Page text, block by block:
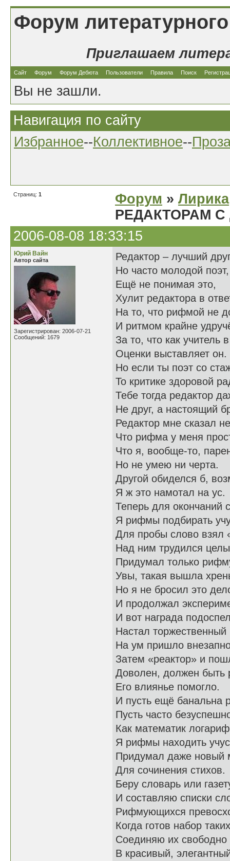
Форум
Приглашаем
Сайт Форум Форум Дебюта Пользователи Правила Поиск
Вы не зашли.
Навигация по сайту
Избранное--Коллективное--
Страниц: 1 Форум » Лирика
РЕДАКТОРАМ
2006-08-08 18:33:15
Юрий Вайн
Автор сайта
Зарегистрирован: 2006-07-21
Сообщений: 1679
Редактор – лучший
Но часто молодой поэт,
Ещё не понимая это,
Хулит редактора в
На то, что рифмой не
И ритмом крайне
За то, что как учитель
Оценки выставляет он.
Но если ты поэт со
То критике здоровой
Тебе тогда редактор
Не друг, а настоящий
Редактор мне сказал
Что рифма у меня
Что я, вообще-то,
Но не умею ни черта.
Другой обиделся б,
Я ж это намотал на ус.
Теперь для окончаний
Я рифмы подбирать
Для пробы слово взял
Над ним трудился
Придумал только
Увы, такая вышла
Но я не бросил это
И продолжал
И вот награда
Настал
На ум пришло
Затем «реактор» и
Доволен, должен быть
Его влиянье помогло.
И пусть ещё банальна
Пусть часто
Как математик
Я рифмы находить
Придумал даже новый
Для сочинения стихов.
Беру словарь или
И составляю списки
Рифмующихся
Когда готов набор
Соединяю их свободно
В красивый,